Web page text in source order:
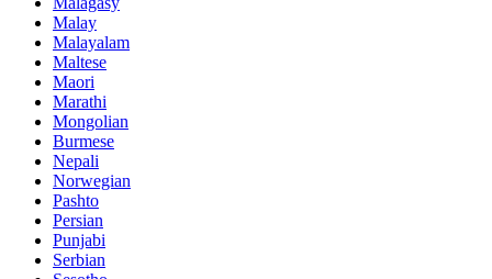
Malay
Malayalam
Maltese
Maori
Marathi
Mongolian
Burmese
Nepali
Norwegian
Pashto
Persian
Punjabi
Serbian